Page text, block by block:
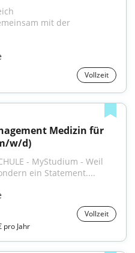
mit der
Vollzeit
Medizin für
w/d)
- MyStudium - Weil
ein Statement....
Vollzeit
pro Jahr